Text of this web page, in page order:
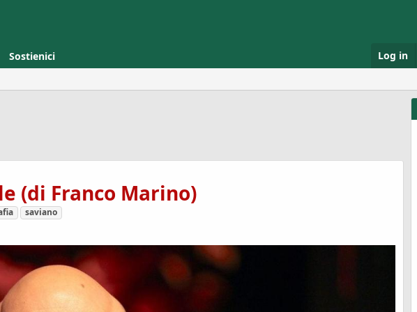
Sostienici Log in
(di Franco Marino)
saviano